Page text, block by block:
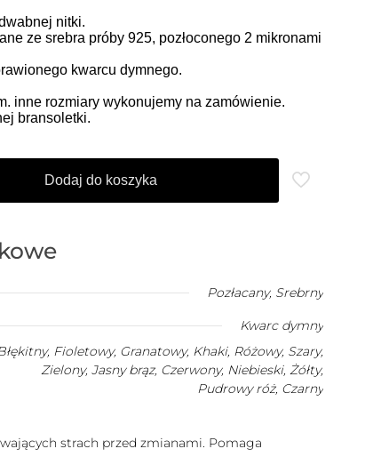
nitki.
ze srebra próby 925, pozłoconego 2 mikronami
kwarcu dymnego.
inne rozmiary wykonujemy na zamówienie.
bransoletki.
Dodaj do koszyka
Pozłacany, Srebrny
Kwarc dymny
Fioletowy, Granatowy, Khaki, Różowy, Szary,
Zielony, Jasny brąz, Czerwony, Niebieski, Żółty,
Pudrowy róż, Czarny
strach przed zmianami. Pomaga